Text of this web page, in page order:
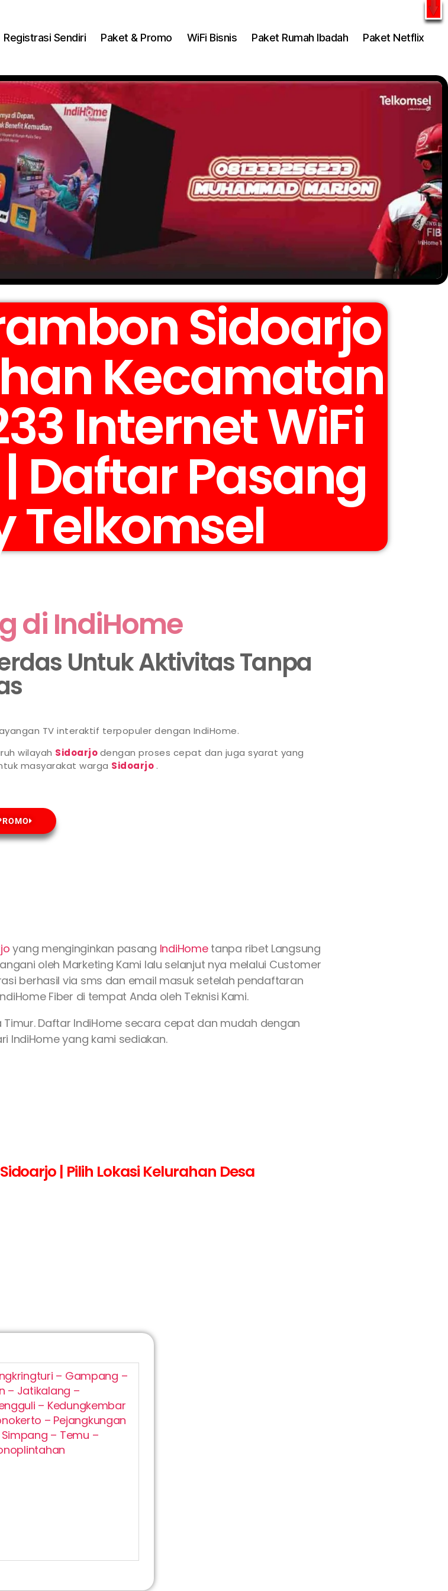
Registrasi Sendiri Paket & Promo WiFi Bisnis Paket Rumah Ibadah Paket Netflix
Sidoarjo
Kecamatan
Internet WiFi
Daftar Pasang
Telkomsel
di IndiHome
Untuk Aktivitas Tanpa
TV interaktif terpopuler dengan IndiHome.
wilayah Sidoarjodengan proses cepat dan juga syarat yang
masyarakat warga Sidoarjo .
yang menginginkan pasang IndiHometanpa ribet Langsung
oleh Marketing Kami lalu selanjut nya melalui Customer
berhasil via sms dan email masuk setelah pendaftaran
Fiber di tempat Anda oleh Teknisi Kami.
Daftar IndiHome secara cepat dan mudah dengan
IndiHome yang kami sediakan.
| Pilih Lokasi Kelurahan Desa
– Gampang –
– Jatikalang –
– Kedungkembar
– Pejangkungan
– Temu –